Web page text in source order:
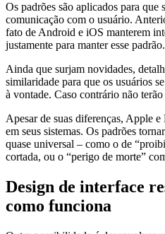
Os padrões são aplicados para que
comunicação com o usuário.
fato de Android e iOS manterem
justamente para manter esse padrão.
Ainda que surjam novidades,
similaridade para que os usuários
à vontade. Caso contrário não
Apesar de suas diferenças, Apple
em seus sistemas. Os padrões
quase universal – como o de
cortada, ou o “perigo de morte”
Design de interface
como funciona